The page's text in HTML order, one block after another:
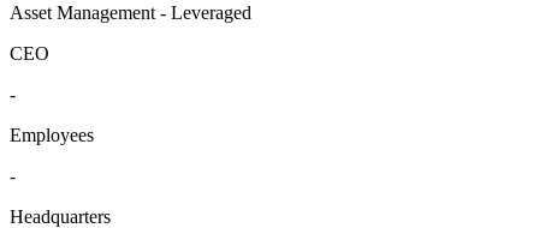
Asset Management - Leveraged
CEO
-
Employees
-
Headquarters